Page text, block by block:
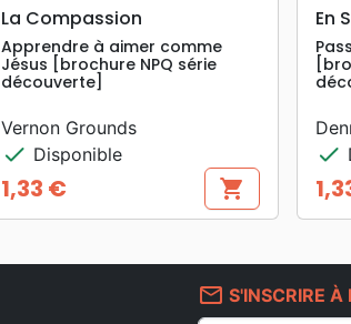
search APERÇU RAPIDE
La Compassion
Apprendre à aimer comme
Jésus [brochure NPQ série
découverte]
Vernon Grounds
check Disponible
Prix
1,33 € shopping_cart
En
check
Prix
mail_outline S'INSCRIRE